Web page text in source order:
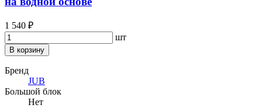
1 540 ₽
шт
В корзину
Бренд
JUB
Большой блок
Нет